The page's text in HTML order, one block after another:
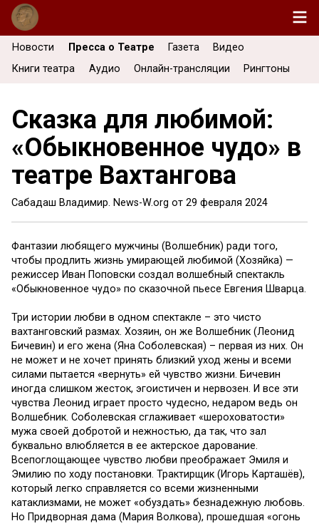
Новости Пресса о Театре Газета
Видео
Книги театра
Аудио Онлайн-трансляции Рингтоны
Сказка для любимой:
«Обыкновенное чудо» в
театре Вахтангова
Сабадаш Владимир. News-W.org от 29 февраля 2024
Фантазии любящего мужчины (Волшебник) ради того,
чтобы продлить жизнь умирающей любимой (Хозяйка) —
режиссер Иван Поповски создал волшебный спектакль
«Обыкновенное чудо» по сказочной пьесе Евгения Шварца.
Три истории любви в одном спектакле – это чисто
вахтанговский размах. Хозяин, он же Волшебник (Леонид
Бичевин) и его жена (Яна Соболевская) – первая из них. Он
не может и не хочет принять близкий уход жены и всеми
силами пытается «вернуть» ей чувство жизни. Бичевин
иногда слишком жесток, эгоистичен и нервозен. И все эти
чувства Леонид играет просто чудесно, недаром ведь он
Волшебник. Соболевская сглаживает «шероховатости»
мужа своей добротой и нежностью, да так, что зал
буквально влюбляется в ее актерское дарование.
Всепоглощающее чувство любви преображает Эмиля и
Эмилию по ходу постановки. Трактирщик (Игорь Карташёв),
который легко справляется со всеми жизненными
катаклизмами, не может «обуздать» безнадежную любовь.
Но Придворная дама (Мария Волкова), прошедшая «огонь